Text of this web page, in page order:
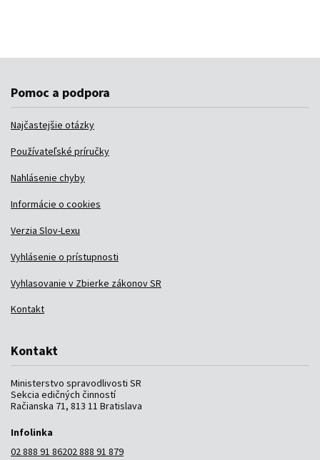
Pomoc a podpora
Najčastejšie otázky
Používateľské príručky
Nahlásenie chyby
Informácie o cookies
Verzia Slov-Lexu
Vyhlásenie o prístupnosti
Vyhlasovanie v Zbierke zákonov SR
Kontakt
Kontakt
Ministerstvo spravodlivosti SR
Sekcia edičných činností
Račianska 71, 813 11 Bratislava
Infolinka
02 888 91 86202 888 91 879